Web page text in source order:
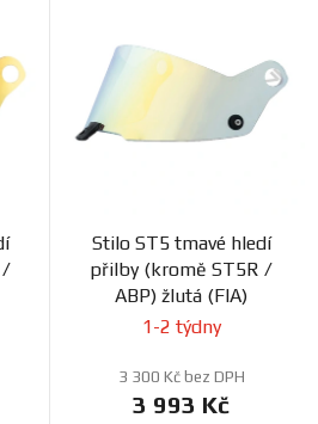
/
Stilo ST5 tmavé hledí
přilby (kromě ST5R /
ABP) žlutá (FIA)
1-2 týdny
3 300 Kč bez DPH
3 993 Kč